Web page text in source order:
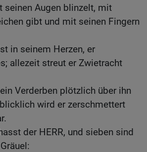
seinen Augen blinzelt, mit
gibt und mit seinen Fingern
in seinem Herzen, er
allezeit streut er Zwietracht
Verderben plötzlich über ihn
wird er zerschmettert
der HERR, und sieben sind